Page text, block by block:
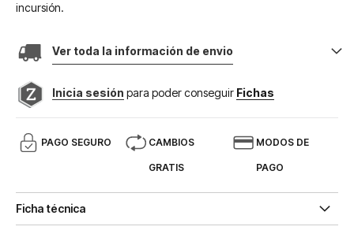
incursión.
Ver toda la información de envio
Inicia sesión para poder conseguir Fichas
PAGO SEGURO CAMBIOS
GRATIS
MODOS DE
PAGO
Ficha técnica